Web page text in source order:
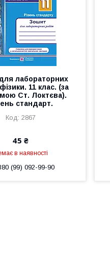
лабораторних
11 клас. (за
Ст. Локтєва).
стандарт.
2867
45 ₴
в наявності
(99) 092-99-90